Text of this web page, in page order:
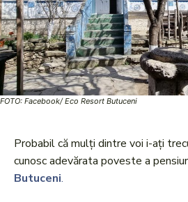
FOTO: Facebook/ Eco Resort Butuceni
Probabil că mulți dintre voi i-ați
cunosc adevărata poveste a
Butuceni.